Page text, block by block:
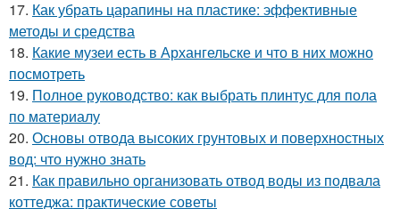
17. Как убрать царапины на пластике: эффективные
методы и средства
18. Какие музеи есть в Архангельске и что в них можно
посмотреть
19. Полное руководство: как выбрать плинтус для пола
по материалу
20. Основы отвода высоких грунтовых и поверхностных
вод: что нужно знать
21. Как правильно организовать отвод воды из подвала
коттеджа: практические советы